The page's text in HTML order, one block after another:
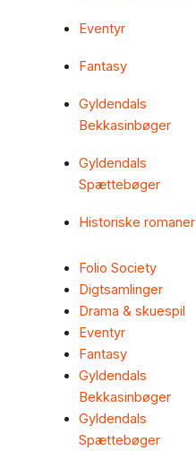
Eventyr
Fantasy
Gyldendals
Bekkasinbøger
Gyldendals
Spættebøger
Historiske romaner
Folio Society
Digtsamlinger
Drama & skuespil
Eventyr
Fantasy
Gyldendals
Bekkasinbøger
Gyldendals
Spættebøger